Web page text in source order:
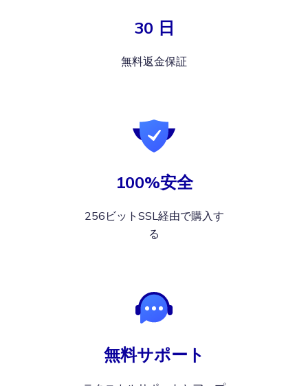
30 日
無料返金保証
100%安全
256ビットSSL経由で購入す
る
無料サポート